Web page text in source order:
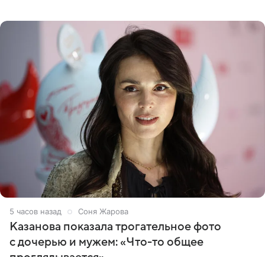
5 часов назад Соня Жарова
Казанова показала трогательное фото
с дочерью и мужем: «Что-то общее